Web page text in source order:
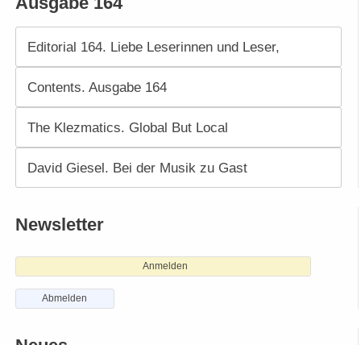
Editorial 164. Liebe Leserinnen und Leser,
Contents. Ausgabe 164
The Klezmatics. Global But Local
David Giesel. Bei der Musik zu Gast
Newsletter
Anmelden
Abmelden